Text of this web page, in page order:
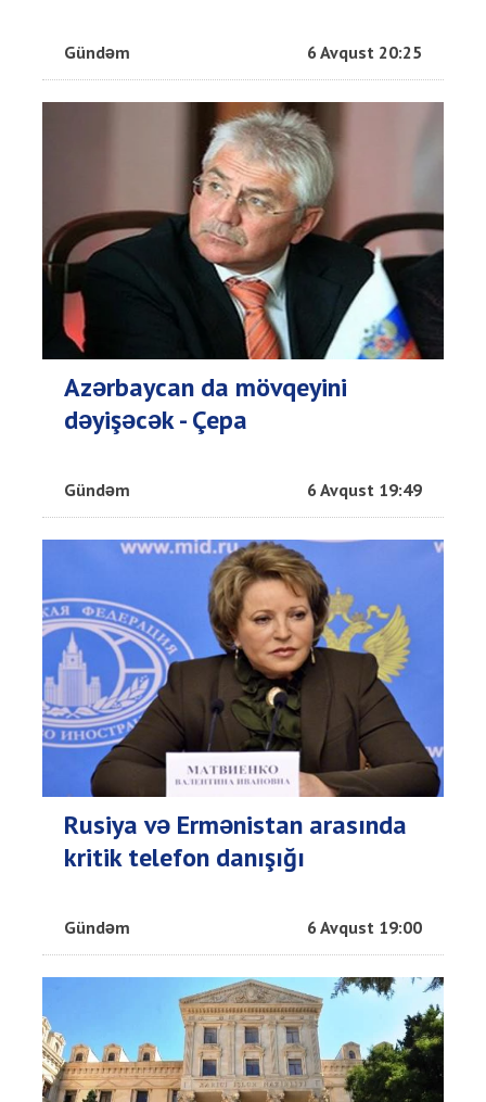
Gündəm 6 Avqust 20:25
Azərbaycan da mövqeyini
dəyişəcək - Çepa
Gündəm 6 Avqust 19:49
Rusiya və Ermənistan arasında
kritik telefon danışığı
Gündəm 6 Avqust 19:00